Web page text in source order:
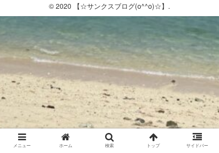
© 2020 【☆サンクスブログ(o^^o)☆】.
メニュー ホーム 検索 トップ サイドバー